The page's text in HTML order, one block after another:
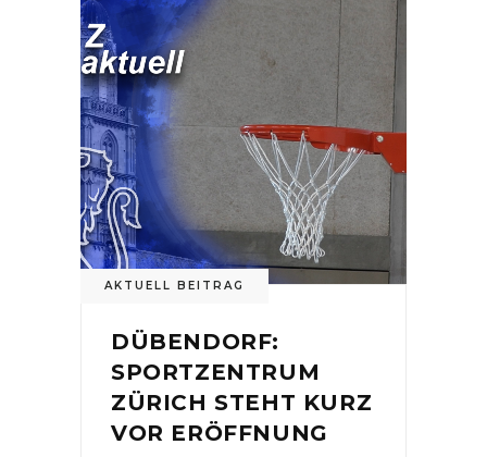
AKTUELL BEITRAG
DÜBENDORF:
SPORTZENTRUM
ZÜRICH STEHT KURZ
VOR ERÖFFNUNG